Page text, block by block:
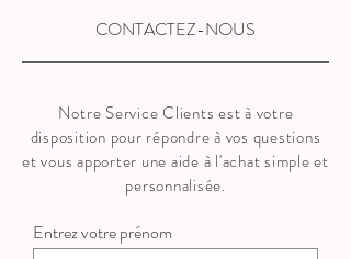
CONTACTEZ-NOUS
Notre Service Clients est à votre
disposition pour répondre à vos questions
et vous apporter une aide à l'achat simple et
personnalisée.
Entrez votre prénom